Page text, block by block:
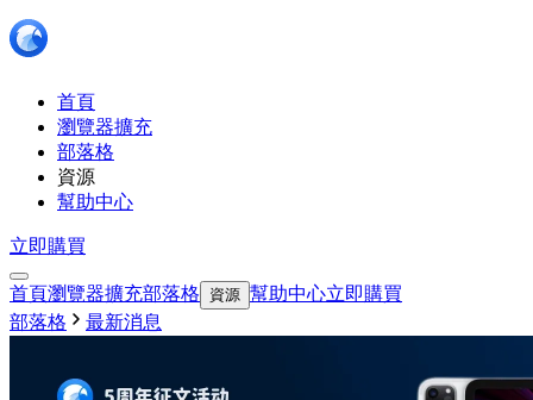
首頁
瀏覽器擴充
部落格
資源
幫助中心
立即購買
首頁瀏覽器擴充部落格 資源 幫助中心立即購買
部落格
最新消息